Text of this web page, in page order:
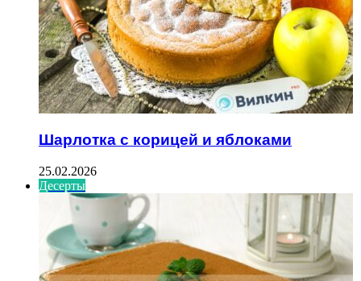
Шарлотка с корицей и яблоками
25.02.2026
Десерты